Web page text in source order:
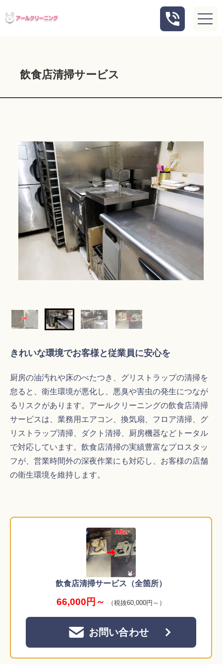
飲食店清掃サービス
きれいな環境でお客様と従業員に安心を
厨房の油汚れや床のべたつき、グリストラップの清掃を
怠ると、衛生環境が悪化し、悪臭や害虫の発生につなが
るリスクがあります。アールクリーニングの飲食店清掃
サービスは、業務用エアコン、換気扇、フロア清掃、グ
リストラップ清掃、ダクト清掃、厨房機器などトータル
で対応しています。飲食店清掃の実績豊富なプロスタッ
フが、営業時間外の深夜作業にも対応し、お客様の店舗
の衛生環境を維持します。
飲食店清掃サービス（全箇所）
66,000円～ （税抜60,000円～）
お問い合わせ